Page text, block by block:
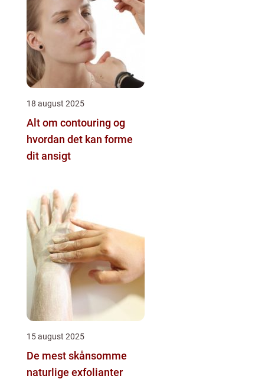
18 august 2025
Alt om contouring og
hvordan det kan forme
dit ansigt
15 august 2025
De mest skånsomme
naturlige exfolianter